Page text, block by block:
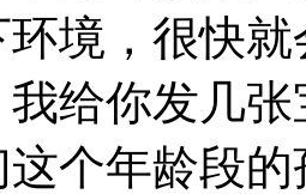
境，很快
给你发几
个年龄段